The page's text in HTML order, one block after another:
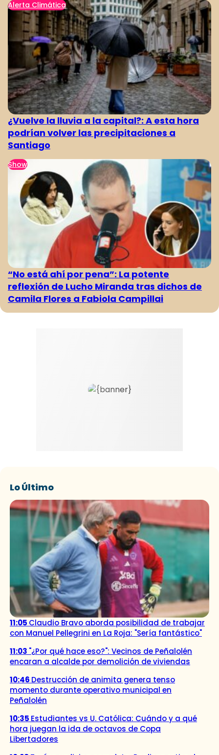
Alerta Climática
¿Vuelve la lluvia a la capital?: A esta hora
podrían volver las precipitaciones a
Santiago
Show
“No está ahí por pena”: La potente
reflexión de Lucho Miranda tras dichos de
Camila Flores a Fabiola Campillai
Lo Último
11:05 Claudio Bravo aborda posibilidad de trabajar
con Manuel Pellegrini en La Roja: "Sería fantástico"
11:03 "¿Por qué hace eso?": Vecinos de Peñalolén
encaran a alcalde por demolición de viviendas
10:46 Destrucción de animita genera tenso
momento durante operativo municipal en
Peñalolén
10:35 Estudiantes vs U. Católica: Cuándo y a qué
hora juegan la ida de octavos de Copa
Libertadores